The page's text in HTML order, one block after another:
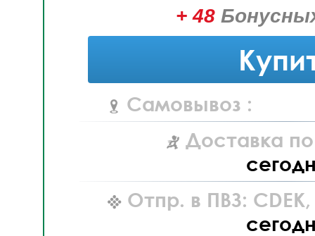
+ 48
Самовывоз :
Доставка
Отпр. в ПВЗ: CDEK,